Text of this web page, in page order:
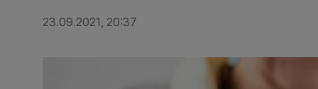
23.09.2021, 20:37